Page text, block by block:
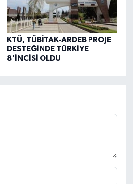
KTÜ, TÜBİTAK-ARDEB PROJE
DESTEĞİNDE TÜRKİYE
8'İNCİSİ OLDU